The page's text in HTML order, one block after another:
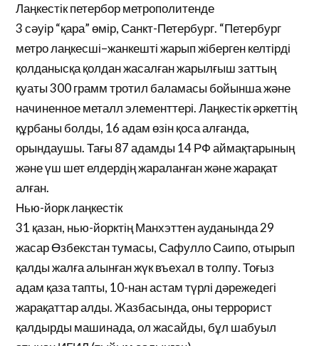
Лаңкестік петербор метрополитенде
3 сәуір “қара” өмір, Санкт-Петербург. “Петербург
метро лаңкесші–жанкешті жарып жіберген келтірді
қолданысқа қолдан жасалған жарылғыш заттың
қуаты 300 грамм тротил баламасы бойынша және
начиненное металл элементтері. Лаңкестік әркеттің
құрбаны болды, 16 адам өзін қоса алғанда,
орындаушы. Тағы 87 адамды 14 РФ аймақтарының
және үш шет елдердің жараланған және жарақат
алған.
Нью-йорк лаңкестік
31 қазан, нью-йорктің Манхэттен ауданында 29
жасар Өзбекстан тумасы, Сафулло Саипо, отырып
қалды жалға алынған жүк въехал в толпу. Тоғыз
адам қаза тапты, 10-нан астам түрлі дәрежедегі
жарақаттар алды. Жазбасында, оны террорист
қалдырды машинада, ол жасайды, бұл шабуыл